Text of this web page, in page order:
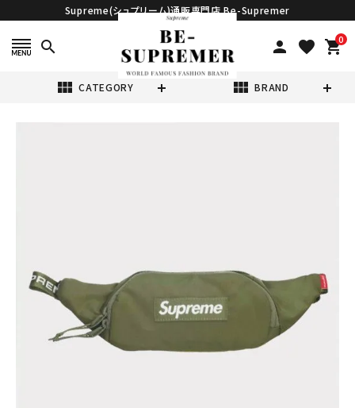
Supreme(シュプリーム)通販専門店 Be-Supremer
search person favorite 0
shopping_cart
view_module CATEGORY view_module BRAND
Supreme シュプ
リーム 2022AW
Small Waist(税込)